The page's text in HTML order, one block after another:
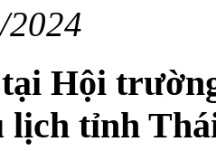
2024
tại Hội
lịch tỉnh